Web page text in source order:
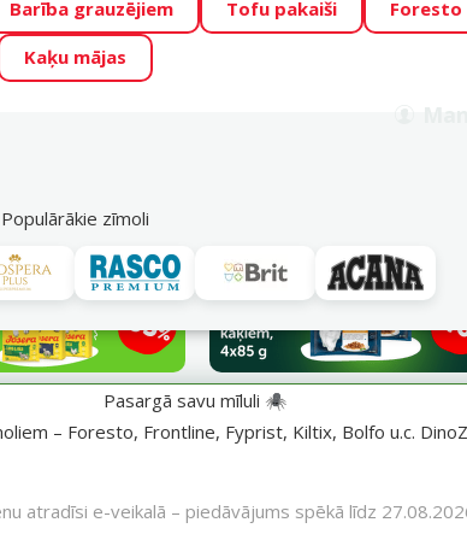
lieliskas cenas mīluļu TOP barībām! 🍖 →
Varbūt tieši Tavs mīlulis būs 2027. gada
Barība grauzējiem Tofu pakaiši
Foresto
Kaķu mājas
Populārākie zīmoli
piedāvājumi
Pasargā savu mīluli 🕷️
– Foresto, Frontline, Fyprist, Kiltix, Bolfo u.c.
atradīsi e-veikalā – piedāvājums spēkā līdz